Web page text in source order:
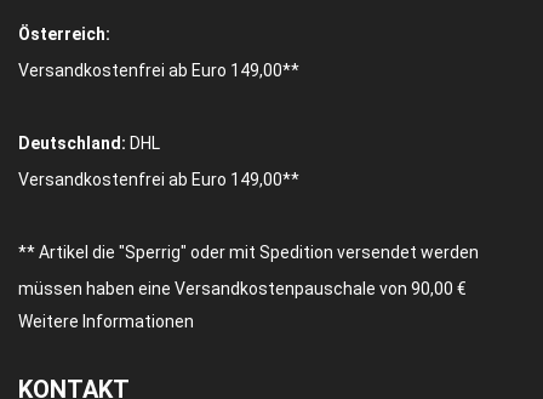
Österreich:
Versandkostenfrei ab Euro 149,00**
Deutschland: DHL
Versandkostenfrei ab Euro 149,00**
** Artikel die "Sperrig" oder mit Spedition versendet werden
müssen haben eine Versandkostenpauschale von 90,00 €
Weitere Informationen
KONTAKT